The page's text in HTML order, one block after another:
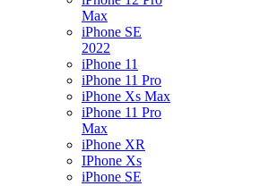
Max
iPhone SE
2022
iPhone 11
iPhone 11 Pro
iPhone Xs Max
iPhone 11 Pro
Max
iPhone XR
IPhone Xs
iPhone SE